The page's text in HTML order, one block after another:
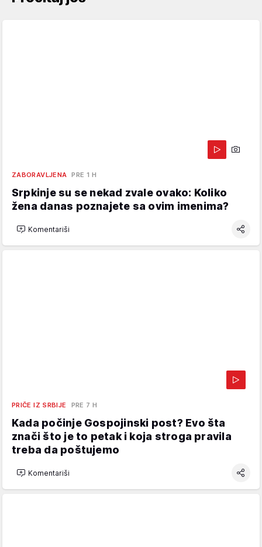
ZABORAVLJENA PRE 1 H
Srpkinje su se nekad zvale ovako: Koliko
žena danas poznajete sa ovim imenima?
Komentariši
PRIČE IZ SRBIJE PRE 7 H
Kada počinje Gospojinski post? Evo šta
znači što je to petak i koja stroga pravila
treba da poštujemo
Komentariši